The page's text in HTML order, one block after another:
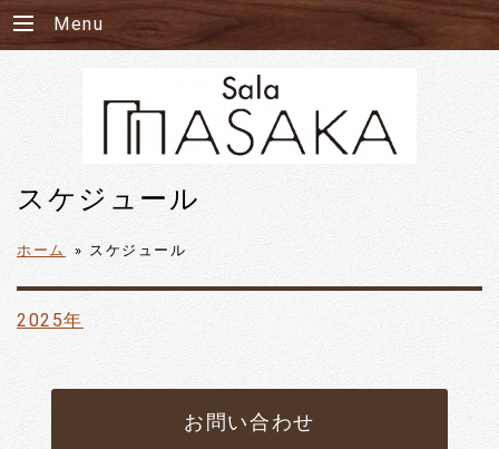
Menu
スケジュール
ホーム » スケジュール
2025年
お問い合わせ